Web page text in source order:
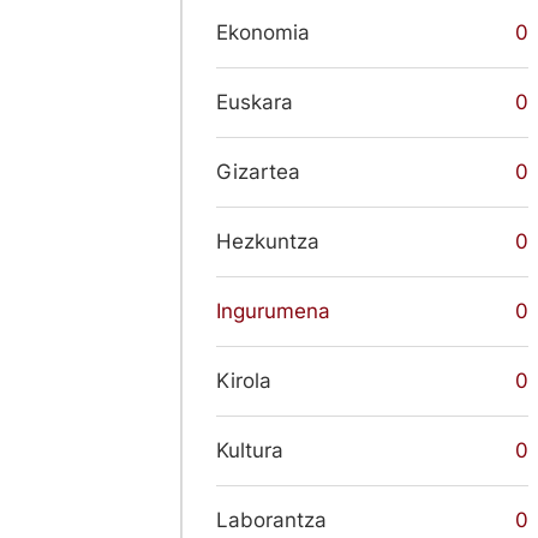
Ekonomia 0
Euskara 0
Gizartea 0
Hezkuntza 0
Ingurumena 0
Kirola 0
Kultura 0
Laborantza 0